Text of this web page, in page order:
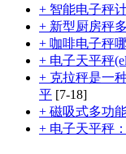
+ 智能电子秤
+ 新型厨房秤
+ 咖啡电子秤
+ 电子天平秤
+ 克拉秤是一
平 [7-18]
+ 磁吸式多功
+ 电子天平秤